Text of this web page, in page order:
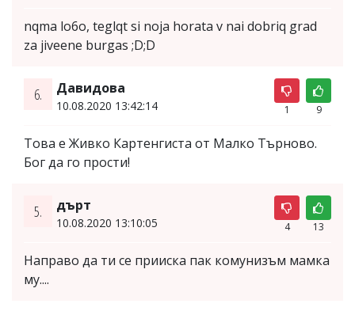
nqma lo6o, teglqt si noja horata v nai dobriq grad
za jiveene burgas ;D;D
6. Давидова
10.08.2020 13:42:14 1 9
Това е Живко Картенгиста от Малко Търново.
Бог да го прости!
5. дърт
10.08.2020 13:10:05 4 13
Направо да ти се прииска пак комунизъм мамка
му....